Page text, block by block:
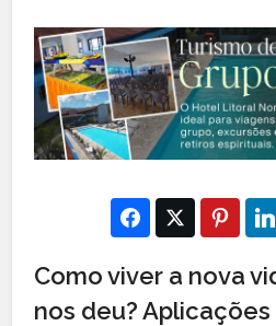
Como viver a nova
nos deu?